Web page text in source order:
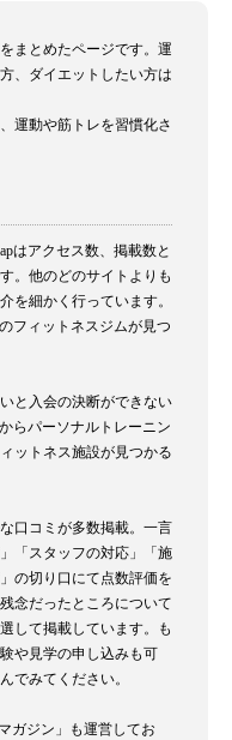
まとめたページです。運
、ダイエットしたい方は
運動や筋トレを習慣化さ
はアクセス数、掲載数と
。他のどのサイトよりも
を細かく行っています。
フィットネスジムが見つ
と入会の決断ができない
らパーソナルトレーニン
ットネス施設が見つかる
口コミが多数掲載。一言
「スタッフの対応」「施
の切り口にて点数評価を
念だったところについて
して掲載しています。も
や見学の申し込みも可
でみてください。
ガジン」も運営してお